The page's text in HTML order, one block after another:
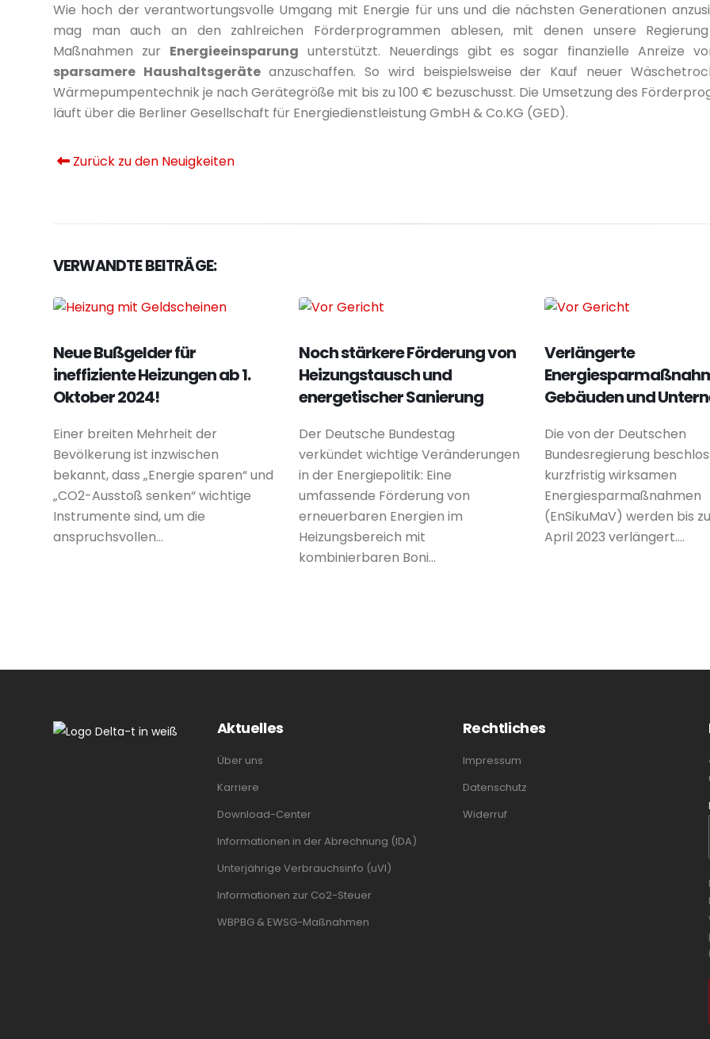
Wie hoch der verantwortungsvolle Umgang mit Energie für uns und die nächsten Generationen
mag man auch an den zahlreichen Förderprogrammen ablesen, mit denen unsere
Maßnahmen zur Energieeinsparung unterstützt. Neuerdings gibt es sogar finanzielle Anreize
sparsamere Haushaltsgeräteanzuschaffen. So wird beispielsweise der Kauf neuer
Wärmepumpentechnik je nach Gerätegröße mit bis zu 100 € bezuschusst. Die Umsetzung des
läuft über die Berliner Gesellschaft für Energiedienstleistung GmbH & Co.KG (GED).
Zurück zu den Neuigkeiten
VERWANDTE BEITRÄGE:
Neue Bußgelder für
ineffiziente Heizungen ab 1.
Oktober 2024!
Einer breiten Mehrheit der
Bevölkerung ist inzwischen
bekannt, dass „Energie sparen“ und
„CO2-Ausstoß senken“ wichtige
Instrumente sind, um die
anspruchsvollen...
Noch stärkere Förderung von
Heizungstausch und
energetischer Sanierung
Der Deutsche Bundestag
verkündet wichtige Veränderungen
in der Energiepolitik: Eine
umfassende Förderung von
erneuerbaren Energien im
Heizungsbereich mit
kombinierbaren Boni...
Verlängerte
Gebäuden und
Die von der Deutschen
Bundesregierung
kurzfristig wirksamen
Energiesparmaßnahmen
(EnSikuMaV) werden bis
April 2023 verlängert....
Aktuelles
Über uns
Karriere
Download-Center
Informationen in der Abrechnung (IDA)
Unterjährige Verbrauchsinfo (uVI)
Informationen zur Co2-Steuer
WBPBG & EWSG-Maßnahmen
Rechtliches
Impressum
Datenschutz
Widerruf